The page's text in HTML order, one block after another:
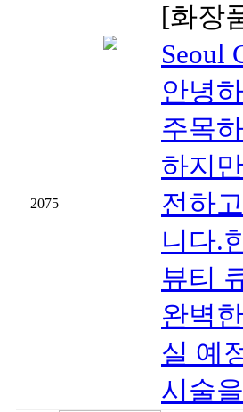
2075
[화장
Seoul
안녕
주목
하지
전하
니다.
뷰티
완벽
실 예
시술